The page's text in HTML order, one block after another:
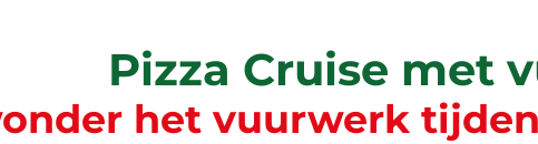
Pizza Cruise met
het vuurwerk